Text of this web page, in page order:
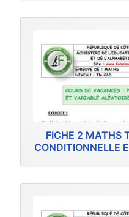
FICHE 2 MATHS
CONDITIONNELLE